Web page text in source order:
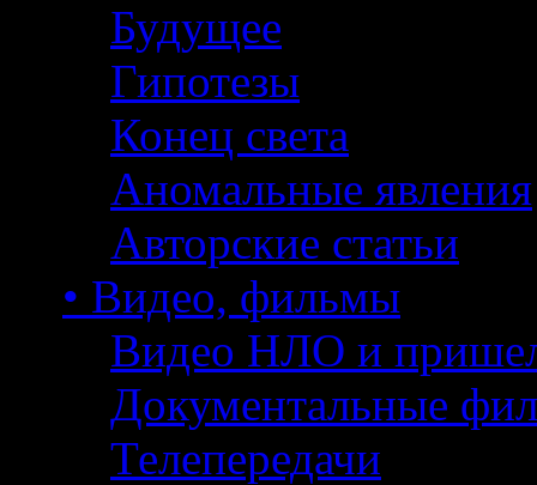
Будущее
Гипотезы
Конец света
Аномальные явления
Авторские статьи
• Видео, фильмы
Видео НЛО и
Документальные
Телепередачи